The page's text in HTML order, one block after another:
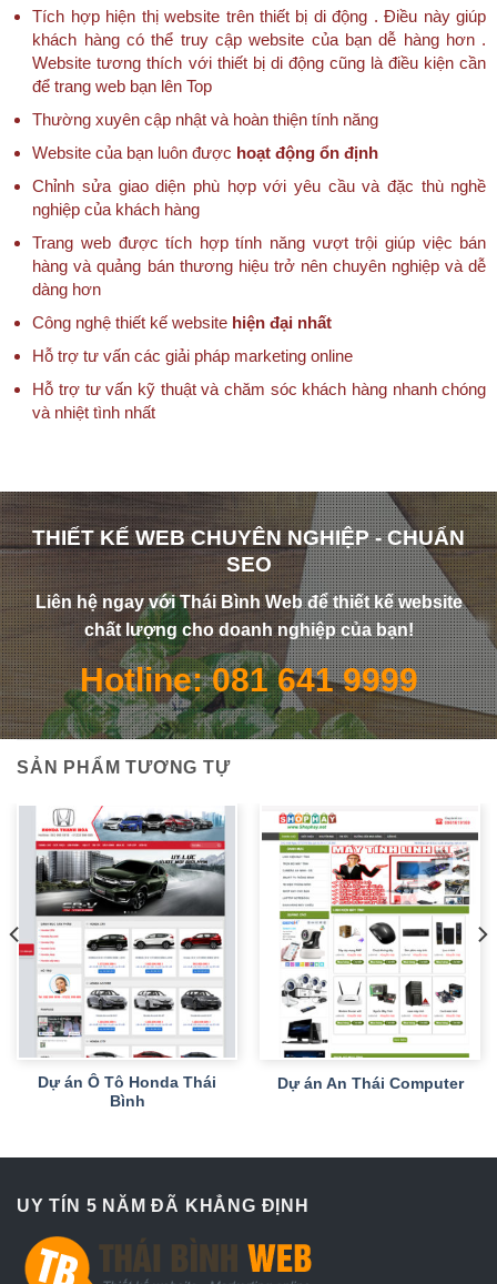
Tích hợp hiện thị website trên thiết bị di động . Điều này giúp
khách hàng có thể truy cập website của bạn dễ hàng hơn .
Website tương thích với thiết bị di động cũng là điều kiện cần
để trang web bạn lên Top
Thường xuyên cập nhật và hoàn thiện tính năng
Website của bạn luôn được hoạt động ổn định
Chỉnh sửa giao diện phù hợp với yêu cầu và đặc thù nghề
nghiệp của khách hàng
Trang web được tích hợp tính năng vượt trội giúp việc bán
hàng và quảng bán thương hiệu trở nên chuyên nghiệp và dễ
dàng hơn
Công nghệ thiết kế website hiện đại nhất
Hỗ trợ tư vấn các giải pháp marketing online
Hỗ trợ tư vấn kỹ thuật và chăm sóc khách hàng nhanh chóng
và nhiệt tình nhất
THIẾT KẾ WEB CHUYÊN NGHIỆP - CHUẨN
SEO
Liên hệ ngay với Thái Bình Web để thiết kế website
chất lượng cho doanh nghiệp của bạn!
Hotline: 081 641 9999
SẢN PHẨM TƯƠNG TỰ
Dự án Ô Tô Honda Thái
Bình
Dự án An Thái Computer
UY TÍN 5 NĂM ĐÃ KHẲNG ĐỊNH